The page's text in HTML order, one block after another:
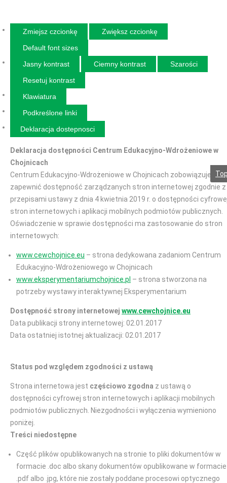
Zmiejsz czcionkę
Zwiększ czcionkę
Default font sizes
Jasny kontrast
Ciemny kontrast
Szarości
Resetuj kontrast
Klawiatura
Podkreślone linki
Deklaracja dostepnosci
Deklaracja dostępności Centrum Edukacyjno-Wdrożeniowe w
Chojnicach
Centrum Edukacyjno-Wdrożeniowe w Chojnicach zobowiązuje się
zapewnić dostępność zarządzanych stron internetowej zgodnie z
przepisami ustawy z dnia 4 kwietnia 2019 r. o dostępności
stron internetowych i aplikacji mobilnych podmiotów publicznych.
Oświadczenie w sprawie dostępności ma zastosowanie do stron
internetowych:
www.cewchojnice.eu – strona dedykowana zadaniom Centrum
Edukacyjno-Wdrożeniowego w Chojnicach
www.eksperymentariumchojnice.pl – strona stworzona na
potrzeby wystawy interaktywnej Eksperymentarium
Dostępność strony internetowej www.cewchojnice.eu
Data publikacji strony internetowej: 02.01.2017
Data ostatniej istotnej aktualizacji: 02.01.2017
Status pod względem zgodności z ustawą
Strona internetowa jest częściowo zgodna z ustawą o
dostępności cyfrowej stron internetowych i aplikacji mobilnych
podmiotów publicznych. Niezgodności i wyłączenia wymieniono
poniżej.
Treści niedostępne
Część plików opublikowanych na stronie to pliki dokumentów w
formacie .doc albo skany dokumentów opublikowane w formacie
.pdf albo .jpg, które nie zostały poddane procesowi optycznego